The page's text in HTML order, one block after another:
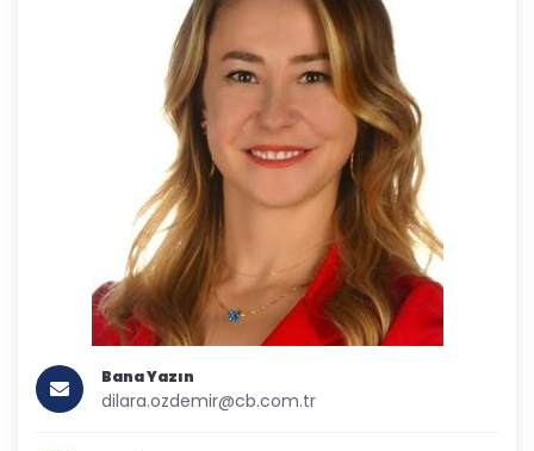
Bana Yazın
dilara.ozdemir@cb.com.tr